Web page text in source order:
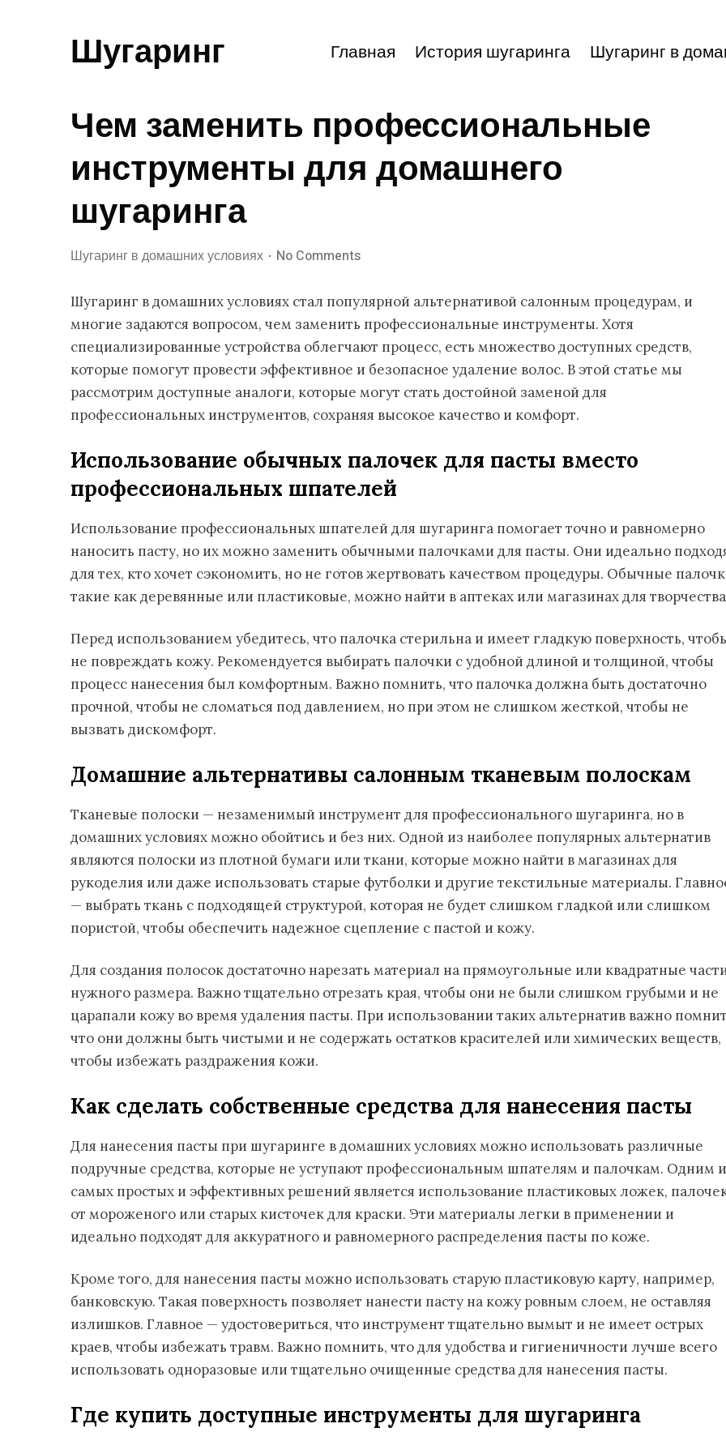
Шугаринг Главная История шугаринга Шугаринг в
Чем заменить профессиональные
инструменты для домашнего
шугаринга
Шугаринг в домашних условиях No Comments
Шугаринг в домашних условиях стал популярной альтернативой салонным процедурам, и
многие задаются вопросом, чем заменить профессиональные инструменты. Хотя
специализированные устройства облегчают процесс, есть множество доступных средств,
которые помогут провести эффективное и безопасное удаление волос. В этой статье мы
рассмотрим доступные аналоги, которые могут стать достойной заменой для
профессиональных инструментов, сохраняя высокое качество и комфорт.
Использование обычных палочек для пасты вместо
профессиональных шпателей
Использование профессиональных шпателей для шугаринга помогает точно и равномерно
наносить пасту, но их можно заменить обычными палочками для пасты. Они идеально
для тех, кто хочет сэкономить, но не готов жертвовать качеством процедуры. Обычные
такие как деревянные или пластиковые, можно найти в аптеках или магазинах для
Перед использованием убедитесь, что палочка стерильна и имеет гладкую поверхность,
не повреждать кожу. Рекомендуется выбирать палочки с удобной длиной и толщиной, чтобы
процесс нанесения был комфортным. Важно помнить, что палочка должна быть достаточно
прочной, чтобы не сломаться под давлением, но при этом не слишком жесткой, чтобы не
вызвать дискомфорт.
Домашние альтернативы салонным тканевым полоскам
Тканевые полоски — незаменимый инструмент для профессионального шугаринга, но в
домашних условиях можно обойтись и без них. Одной из наиболее популярных альтернатив
являются полоски из плотной бумаги или ткани, которые можно найти в магазинах для
рукоделия или даже использовать старые футболки и другие текстильные материалы.
— выбрать ткань с подходящей структурой, которая не будет слишком гладкой или слишком
пористой, чтобы обеспечить надежное сцепление с пастой и кожу.
Для создания полосок достаточно нарезать материал на прямоугольные или квадратные
нужного размера. Важно тщательно отрезать края, чтобы они не были слишком грубыми и не
царапали кожу во время удаления пасты. При использовании таких альтернатив важно
что они должны быть чистыми и не содержать остатков красителей или химических веществ,
чтобы избежать раздражения кожи.
Как сделать собственные средства для нанесения пасты
Для нанесения пасты при шугаринге в домашних условиях можно использовать различные
подручные средства, которые не уступают профессиональным шпателям и палочкам. Одним
самых простых и эффективных решений является использование пластиковых ложек,
от мороженого или старых кисточек для краски. Эти материалы легки в применении и
идеально подходят для аккуратного и равномерного распределения пасты по коже.
Кроме того, для нанесения пасты можно использовать старую пластиковую карту, например,
банковскую. Такая поверхность позволяет нанести пасту на кожу ровным слоем, не оставляя
излишков. Главное — удостовериться, что инструмент тщательно вымыт и не имеет острых
краев, чтобы избежать травм. Важно помнить, что для удобства и гигиеничности лучше всего
использовать одноразовые или тщательно очищенные средства для нанесения пасты.
Где купить доступные инструменты для шугаринга